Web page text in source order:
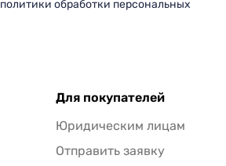
политики обработки персональных
Для покупателей
Юридическим лицам
Отправить заявку